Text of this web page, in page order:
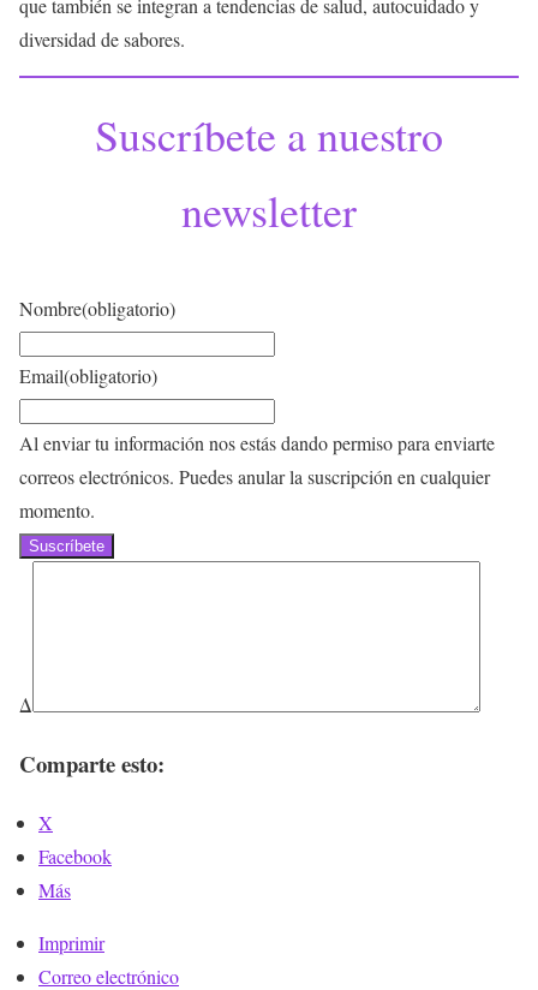
que también se integran a tendencias de salud, autocuidado y
diversidad de sabores.
Suscríbete a nuestro
newsletter
Nombre(obligatorio)
Email(obligatorio)
Al enviar tu información nos estás dando permiso para enviarte
correos electrónicos. Puedes anular la suscripción en cualquier
momento.
Suscríbete
Δ
Comparte esto:
X
Facebook
Más
Imprimir
Correo electrónico